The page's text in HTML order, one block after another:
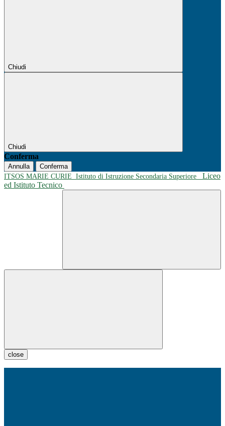
Chiudi
Chiudi
Conferma
Annulla
Conferma
ITSOS MARIE CURIE Istituto di Istruzione Secondaria Superiore
Liceo
ed Istituto Tecnico
close